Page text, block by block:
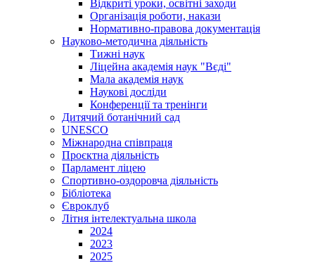
Відкриті уроки, освітні заходи
Організація роботи, накази
Нормативно-правова документація
Науково-методична діяльність
Тижні наук
Ліцейна академія наук "Вєді"
Мала академія наук
Наукові досліди
Конференції та тренінги
Дитячий ботанічний сад
UNESCO
Міжнародна співпраця
Проєктна діяльність
Парламент ліцею
Спортивно-оздоровча діяльність
Бібліотека
Євроклуб
Літня інтелектуальна школа
2024
2023
2025